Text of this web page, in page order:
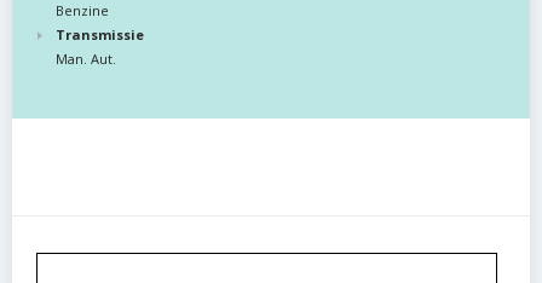
Benzine
Transmissie
Man. Aut.